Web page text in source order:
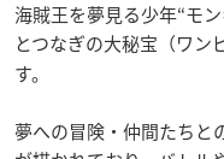
海賊王を夢見る少年“モ
とつなぎの大秘宝（ワン
す。
夢への冒険・仲間たちと